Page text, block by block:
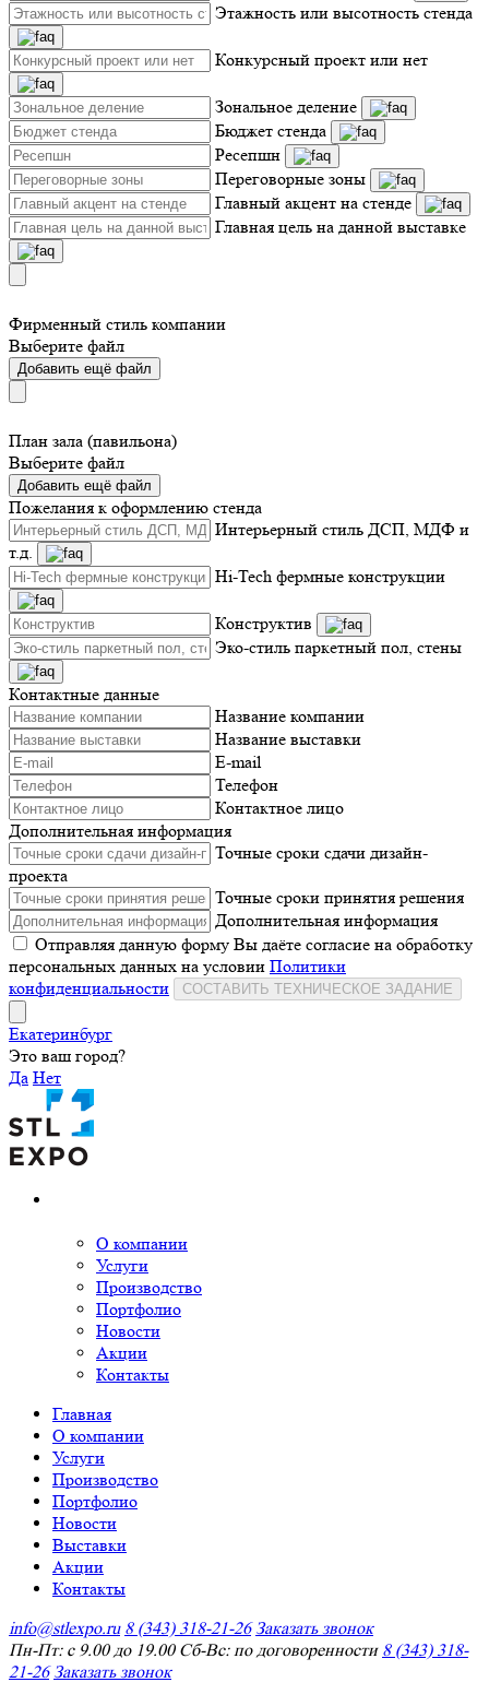
Этажность или высотность стенда
Конкурсный проект или нет
Зональное деление
Бюджет стенда
Ресепшн
Переговорные зоны
Главный акцент на стенде
Главная цель на данной выставке
Фирменный стиль компании
Выберите файл
Добавить ещё файл
План зала (павильона)
Выберите файл
Добавить ещё файл
Пожелания к оформлению стенда
Интерьерный стиль ДСП, МДФ и
т.д.
Hi-Tech фермные конструкции
Конструктив
Эко-стиль паркетный пол, стены
Контактные данные
Название компании
Название выставки
E-mail
Телефон
Контактное лицо
Дополнительная информация
Точные сроки сдачи дизайн-
проекта
Точные сроки принятия решения
Дополнительная информация
Отправляя данную форму Вы даёте согласие на обработку
персональных данных на условии Политики
конфиденциальности
СОСТАВИТЬ ТЕХНИЧЕСКОЕ ЗАДАНИЕ
Екатеринбург
Это ваш город?
Да Нет
О компании
Услуги
Производство
Портфолио
Новости
Акции
Контакты
Главная
О компании
Услуги
Производство
Портфолио
Новости
Выставки
Акции
Контакты
info@stlexpo.ru 8 (343) 318-21-26 Заказать звонок
Пн-Пт: с 9.00 до 19.00 Сб-Вс: по договоренности 8 (343) 318-
21-26 Заказать звонок